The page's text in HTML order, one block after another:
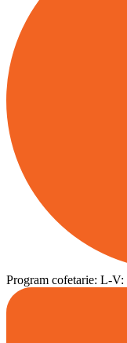
Program cofetarie: L-V: